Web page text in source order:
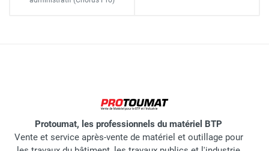
Protoumat, les professionnels du matériel BTP
Vente et service après-vente de matériel et outillage pour